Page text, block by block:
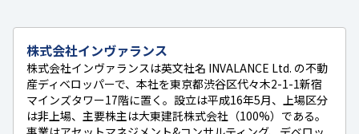
株式会社インヴァランス
株式会社インヴァランスは英文社名 INVALANCE Ltd. の不動
産ディベロッパーで、本社を東京都渋谷区代々木2-1-1新宿
マインズタワー17階に置く。設立は平成16年5月、上場区分
は非上場、主要株主は大東建託株式会社（100%）である。